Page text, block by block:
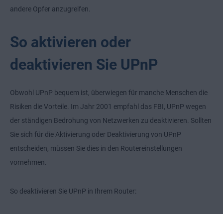
andere Opfer anzugreifen.
So aktivieren oder
deaktivieren Sie UPnP
Obwohl UPnP bequem ist, überwiegen für manche Menschen die
Risiken die Vorteile. Im Jahr 2001 empfahl das FBI, UPnP wegen
der ständigen Bedrohung von Netzwerken zu deaktivieren. Sollten
Sie sich für die Aktivierung oder Deaktivierung von UPnP
entscheiden, müssen Sie dies in den Routereinstellungen
vornehmen.
So deaktivieren Sie UPnP in Ihrem Router: